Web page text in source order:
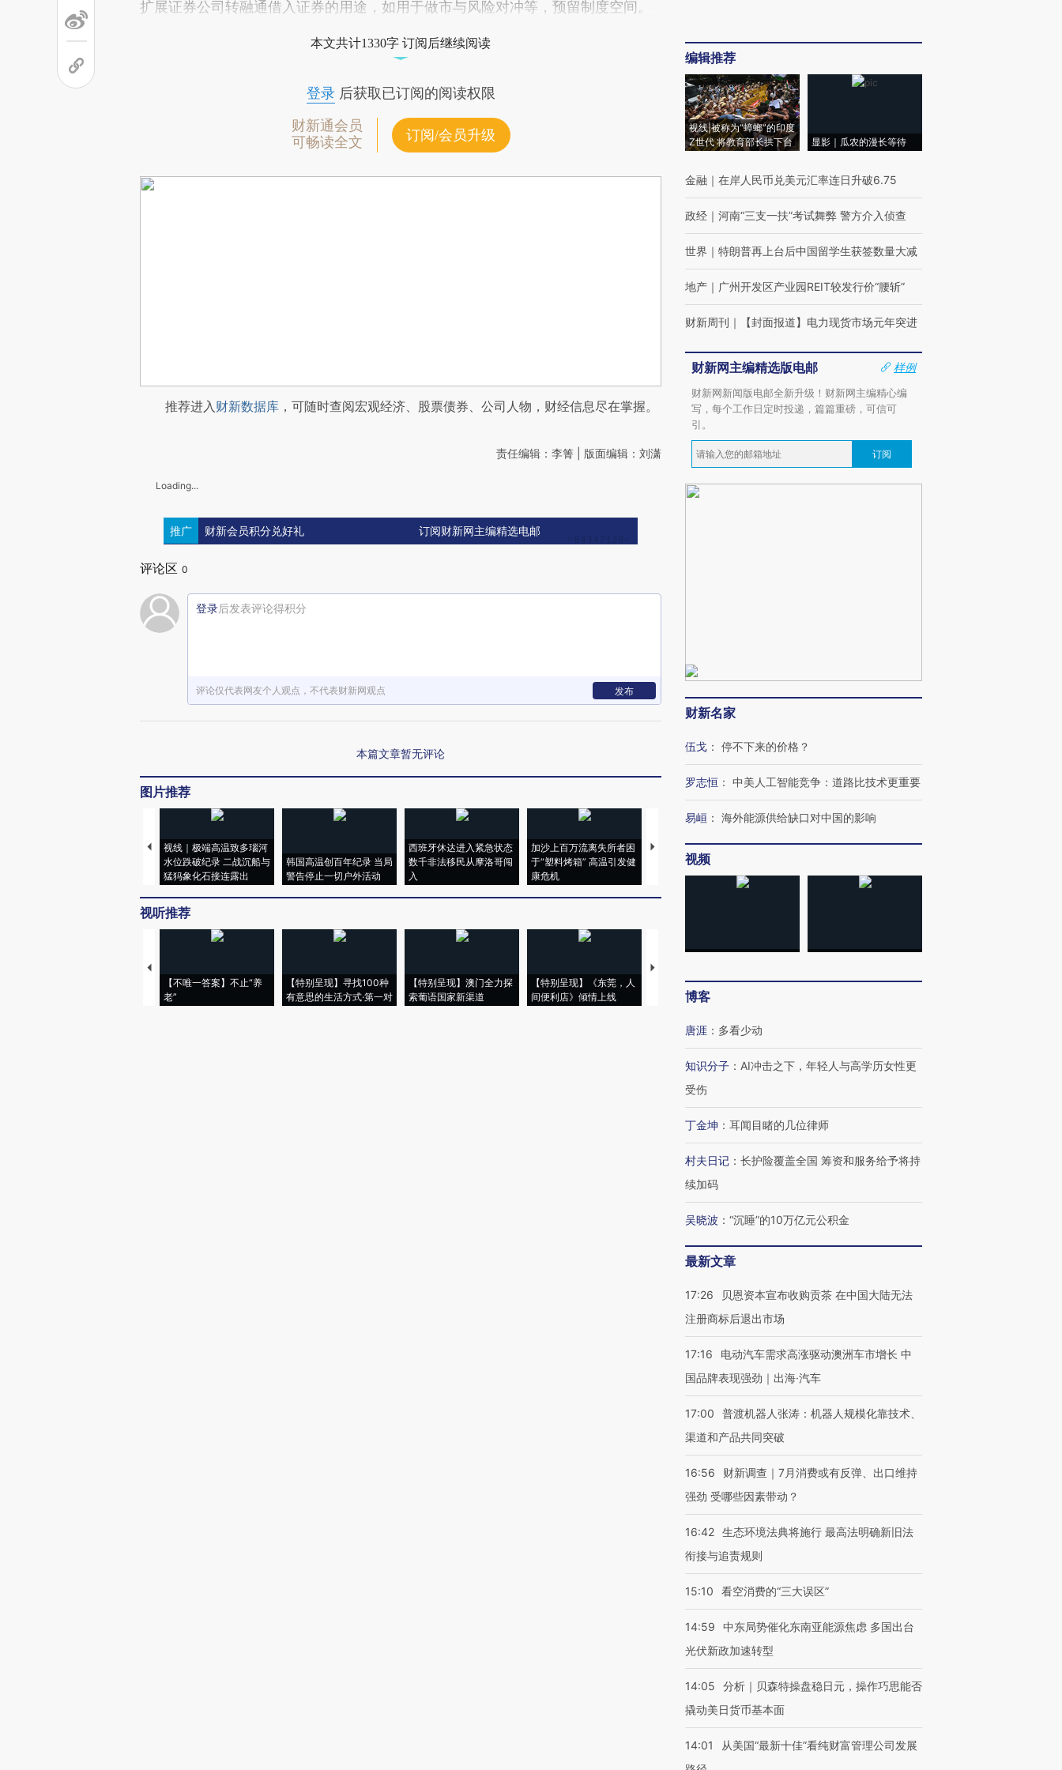
扩展证券公司转融通借入证券的用途，如用于做市与风险对冲等，预留制度空间。
本文共计1330字 订阅后继续阅读
登录后获取已订阅的阅读权限
财新通会员
可畅读全文
订阅/会员升级
推荐进入财新数据库 ，可随时查阅宏观经济、股票债券、公司人物，财经信息尽在掌握。
责任编辑：李箐 | 版面编辑：刘潇
Loading...
推广 财新会员积分兑好礼 订阅财新网主编精选电邮
评论区 0
登录后发表评论得积分
评论仅代表网友个人观点，不代表财新网观点 发布
本篇文章暂无评论
图片推荐
视线｜极端高温致多瑙河
水位跌破纪录 二战沉船与
猛犸象化石接连露出
韩国高温创百年纪录 当局
警告停止一切户外活动
西班牙休达进入紧急状态
数千非法移民从摩洛哥闯
入
加沙上百万流离失所者困
于“塑料烤箱” 高温引发健
康危机
马航飞行员跨国走私7万
粒摇头丸 尿检体内含3种
视线｜HYROX的吸金
心“花钱找虐”？
要防空导弹“救急”
视听推荐
【不唯一答案】不止“养
老”
【特别呈现】寻找100种
有意思的生活方式·第一对
【特别呈现】澳门全力探
索葡语国家新渠道
【特别呈现】《东莞，人
间便利店》倾情上线
【推广】走进第四届链博
会，让数智科技“链”接产
【特别呈现】寻找100种
CFO：不靠规模取胜，华
编辑推荐
视线|被称为“蟑螂”的印度
Z世代 将教育部长拱下台
显影｜瓜农的漫长等待
金融 ｜ 在岸人民币兑美元汇率连日升破6.75
政经 ｜ 河南“三支一扶”考试舞弊 警方介入侦查
世界 ｜ 特朗普再上台后中国留学生获签数量大减
地产 ｜ 广州开发区产业园REIT较发行价“腰斩”
财新周刊 ｜ 【封面报道】电力现货市场元年突进
财新网主编精选版电邮
样例
财新网新闻版电邮全新升级！财新网主编精心编
写，每个工作日定时投递，篇篇重磅，可信可
引。
订阅
财新名家
伍戈 ： 停不下来的价格？
罗志恒 ： 中美人工智能竞争：道路比技术更重要
易峘 ： 海外能源供给缺口对中国的影响
视频
博客
唐涯 ： 多看少动
知识分子 ： AI冲击之下，年轻人与高学历女性更
受伤
丁金坤 ： 耳闻目睹的几位律师
村夫日记 ： 长护险覆盖全国 筹资和服务给予将持
续加码
吴晓波 ： “沉睡”的10万亿元公积金
最新文章
17:26
贝恩资本宣布收购贡茶 在中国大陆无法
注册商标后退出市场
17:16
电动汽车需求高涨驱动澳洲车市增长 中
国品牌表现强劲｜出海·汽车
17:00
普渡机器人张涛：机器人规模化靠技术、
渠道和产品共同突破
16:56
财新调查｜7月消费或有反弹、出口维持
强劲 受哪些因素带动？
16:42 生态环境法典将施行 最高法明确新旧法
衔接与追责规则
15:10 看空消费的“三大误区”
14:59
中东局势催化东南亚能源焦虑 多国出台
光伏新政加速转型
14:05
分析｜贝森特操盘稳日元，操作巧思能否
撬动美日货币基本面
14:01
从美国“最新十佳”看纯财富管理公司发展